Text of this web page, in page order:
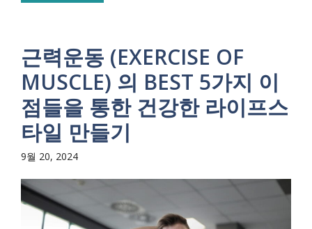
근력운동 (EXERCISE OF
MUSCLE) 의 BEST 5가지 이
점들을 통한 건강한 라이프스
타일 만들기
9월 20, 2024